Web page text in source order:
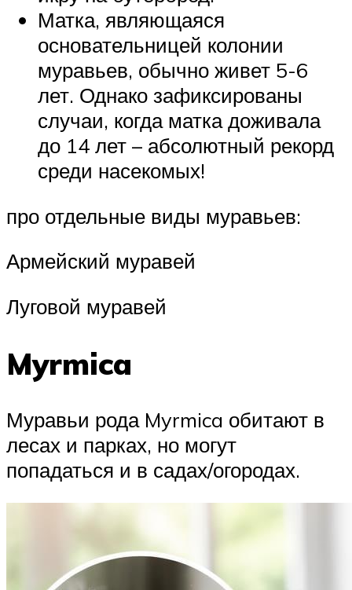
Матка, являющаяся
основательницей колонии
муравьев, обычно живет 5-6
лет. Однако зафиксированы
случаи, когда матка доживала
до 14 лет – абсолютный рекорд
среди насекомых!
про отдельные виды муравьев:
Армейский муравей
Луговой муравей
Myrmica
Муравьи рода Myrmica обитают в
лесах и парках, но могут
попадаться и в садах/огородах.